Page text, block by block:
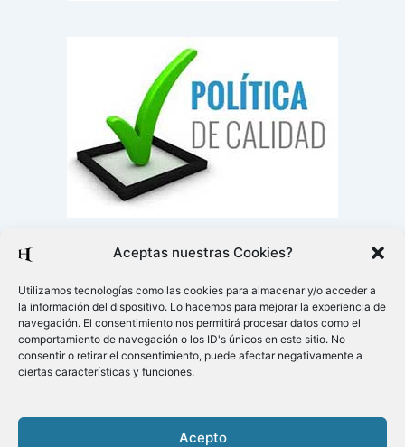
Aceptas nuestras Cookies?
Utilizamos tecnologías como las cookies para almacenar y/o acceder a
la información del dispositivo. Lo hacemos para mejorar la experiencia de
navegación. El consentimiento nos permitirá procesar datos como el
comportamiento de navegación o los ID's únicos en este sitio. No
consentir o retirar el consentimiento, puede afectar negativamente a
ciertas características y funciones.
Acepto